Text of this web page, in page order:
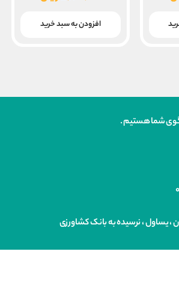
بود.
بود. فعلی
افزودن به سبد خرید
، یساول ، نرسیده به بانک کشاورزی